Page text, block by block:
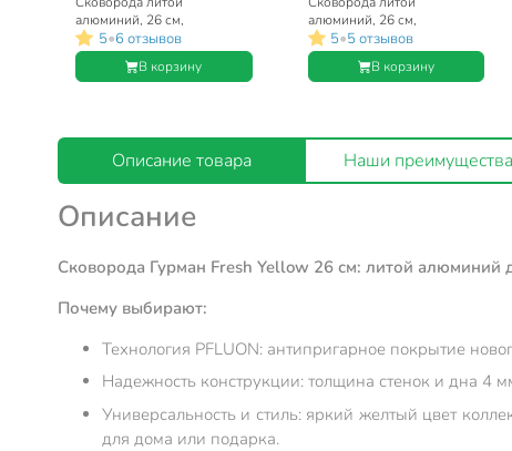
алюминий, 26 см,
антипригарное покрытие,
Гурман, Fresh red, индукция,
ГМ2601Фк
5•6 отзывов
В корзину
алюминий, 26 см,
антипригарное покрытие,
Гурман, Fresh green,
индукция, ГМ2601Фз
5•5 отзывов
В корзину
Описание товара Наши преимущества
Описание
Сковорода Гурман Fresh Yellow 26 см: литой алюминий
Почему выбирают:
Технология PFLUON: антипригарное покрытие
Надежность конструкции: толщина стенок и дна 4
Универсальность и стиль: яркий желтый цвет
для дома или подарка.